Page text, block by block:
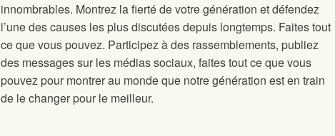
innombrables. Montrez la fierté de votre génération et défendez
l’une des causes les plus discutées depuis longtemps. Faites tout
ce que vous pouvez. Participez à des rassemblements, publiez
des messages sur les médias sociaux, faites tout ce que vous
pouvez pour montrer au monde que notre génération est en train
de le changer pour le meilleur.